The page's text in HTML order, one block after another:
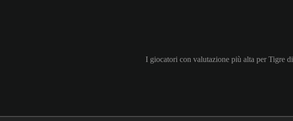
I giocatori con valutazione più alta per Tigre di